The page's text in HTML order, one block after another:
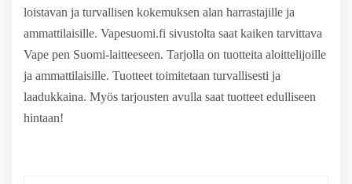
loistavan ja turvallisen kokemuksen alan harrastajille ja
ammattilaisille. Vapesuomi.fi sivustolta saat kaiken tarvittava
Vape pen Suomi-laitteeseen. Tarjolla on tuotteita aloittelijoille
ja ammattilaisille. Tuotteet toimitetaan turvallisesti ja
laadukkaina. Myös tarjousten avulla saat tuotteet edulliseen
hintaan!